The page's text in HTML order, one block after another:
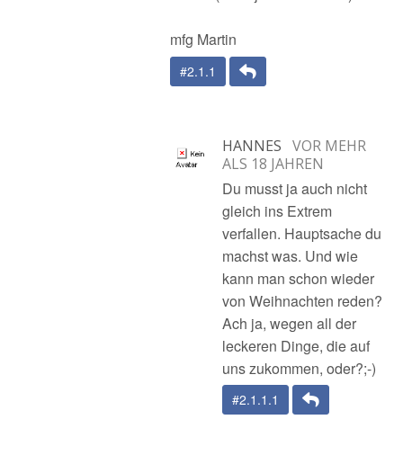
mfg Martin
#2.1.1 Antwort
HANNES VOR MEHR
ALS 18 JAHREN
Du musst ja auch nicht
gleich ins Extrem
verfallen. Hauptsache du
machst was. Und wie
kann man schon wieder
von Weihnachten reden?
Ach ja, wegen all der
leckeren Dinge, die auf
uns zukommen, oder?;-)
#2.1.1.1 Antwort